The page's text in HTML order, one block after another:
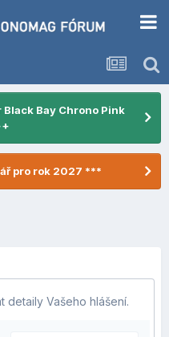
Bay Chrono Pink
pro rok 2027 ***
detaily Vašeho hlášení.